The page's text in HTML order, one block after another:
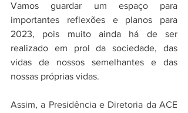
Vamos guardar um espaço para
importantes reflexões e planos para
2023, pois muito ainda há de ser
realizado em prol da sociedade, das
vidas de nossos semelhantes e das
nossas próprias vidas.
Assim, a Presidência e Diretoria da ACE